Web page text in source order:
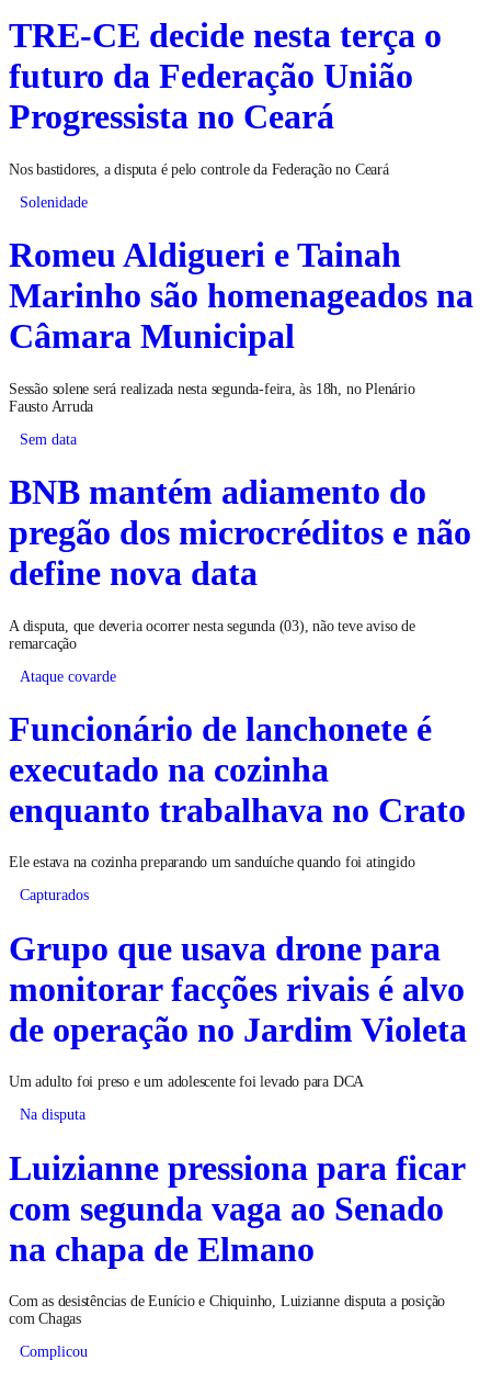
TRE-CE decide nesta terça o
futuro da Federação União
Progressista no Ceará
Nos bastidores, a disputa é pelo controle da Federação no Ceará
Solenidade
Romeu Aldigueri e Tainah
Marinho são homenageados na
Câmara Municipal
Sessão solene será realizada nesta segunda-feira, às 18h, no Plenário
Fausto Arruda
Sem data
BNB mantém adiamento do
pregão dos microcréditos e não
define nova data
A disputa, que deveria ocorrer nesta segunda (03), não teve aviso de
remarcação
Ataque covarde
Funcionário de lanchonete é
executado na cozinha
enquanto trabalhava no Crato
Ele estava na cozinha preparando um sanduíche quando foi atingido
Capturados
Grupo que usava drone para
monitorar facções rivais é alvo
de operação no Jardim Violeta
Um adulto foi preso e um adolescente foi levado para DCA
Na disputa
Luizianne pressiona para ficar
com segunda vaga ao Senado
na chapa de Elmano
Com as desistências de Eunício e Chiquinho, Luizianne disputa a posição
com Chagas
Complicou